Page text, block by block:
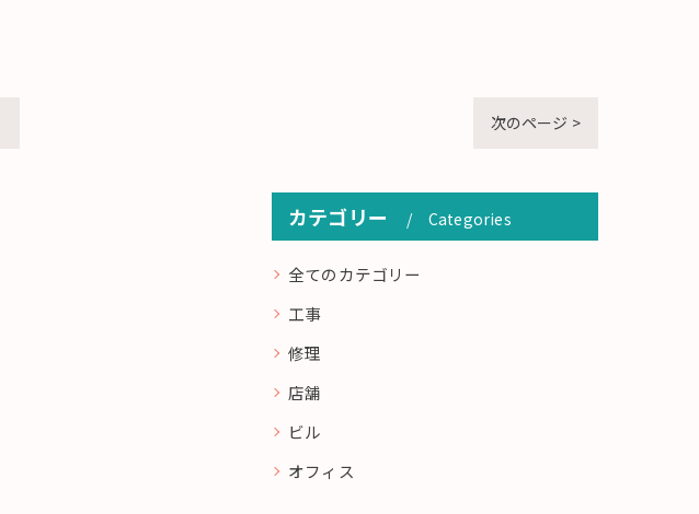
次のページ >
カテゴリー Categories
全てのカテゴリー
工事
修理
店舗
ビル
オフィス